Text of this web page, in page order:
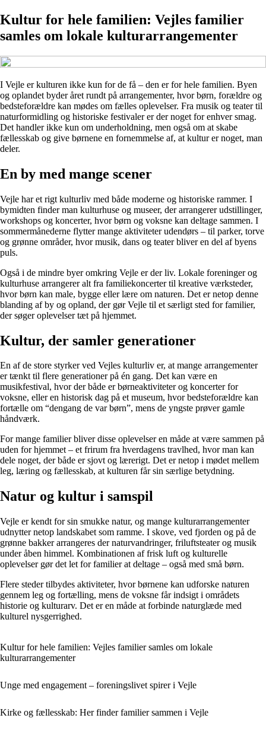
Kultur for hele familien: Vejles familier
samles om lokale kulturarrangementer
I Vejle er kulturen ikke kun for de få – den er for hele familien. Byen
og oplandet byder året rundt på arrangementer, hvor børn, forældre og
bedsteforældre kan mødes om fælles oplevelser. Fra musik og teater til
naturformidling og historiske festivaler er der noget for enhver smag.
Det handler ikke kun om underholdning, men også om at skabe
fællesskab og give børnene en fornemmelse af, at kultur er noget, man
deler.
En by med mange scener
Vejle har et rigt kulturliv med både moderne og historiske rammer. I
bymidten finder man kulturhuse og museer, der arrangerer udstillinger,
workshops og koncerter, hvor børn og voksne kan deltage sammen. I
sommermånederne flytter mange aktiviteter udendørs – til parker, torve
og grønne områder, hvor musik, dans og teater bliver en del af byens
puls.
Også i de mindre byer omkring Vejle er der liv. Lokale foreninger og
kulturhuse arrangerer alt fra familiekoncerter til kreative værksteder,
hvor børn kan male, bygge eller lære om naturen. Det er netop denne
blanding af by og opland, der gør Vejle til et særligt sted for familier,
der søger oplevelser tæt på hjemmet.
Kultur, der samler generationer
En af de store styrker ved Vejles kulturliv er, at mange arrangementer
er tænkt til flere generationer på én gang. Det kan være en
musikfestival, hvor der både er børneaktiviteter og koncerter for
voksne, eller en historisk dag på et museum, hvor bedsteforældre kan
fortælle om “dengang de var børn”, mens de yngste prøver gamle
håndværk.
For mange familier bliver disse oplevelser en måde at være sammen på
uden for hjemmet – et frirum fra hverdagens travlhed, hvor man kan
dele noget, der både er sjovt og lærerigt. Det er netop i mødet mellem
leg, læring og fællesskab, at kulturen får sin særlige betydning.
Natur og kultur i samspil
Vejle er kendt for sin smukke natur, og mange kulturarrangementer
udnytter netop landskabet som ramme. I skove, ved fjorden og på de
grønne bakker arrangeres der naturvandringer, friluftsteater og musik
under åben himmel. Kombinationen af frisk luft og kulturelle
oplevelser gør det let for familier at deltage – også med små børn.
Flere steder tilbydes aktiviteter, hvor børnene kan udforske naturen
gennem leg og fortælling, mens de voksne får indsigt i områdets
historie og kulturarv. Det er en måde at forbinde naturglæde med
kulturel nysgerrighed.
Kultur for hele familien: Vejles familier samles om lokale
kulturarrangementer
Unge med engagement – foreningslivet spirer i Vejle
Kirke og fællesskab: Her finder familier sammen i Vejle